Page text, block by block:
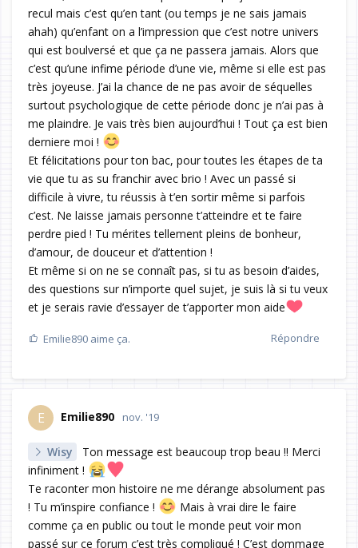
recul mais c’est qu’en tant (ou temps je ne sais jamais
ahah) qu’enfant on a l’impression que c’est notre univers
qui est boulversé et que ça ne passera jamais. Alors que
c’est qu’une infime période d’une vie, même si elle est pas
très joyeuse. J’ai la chance de ne pas avoir de séquelles
surtout psychologique de cette période donc je n’ai pas à
me plaindre. Je vais très bien aujourd’hui ! Tout ça est bien
derniere moi !
Et félicitations pour ton bac, pour toutes les étapes de ta
vie que tu as su franchir avec brio ! Avec un passé si
difficile à vivre, tu réussis à t’en sortir même si parfois
c’est. Ne laisse jamais personne t’atteindre et te faire
perdre pied ! Tu mérites tellement pleins de bonheur,
d’amour, de douceur et d’attention !
Et même si on ne se connaît pas, si tu as besoin d’aides,
des questions sur n’importe quel sujet, je suis là si tu veux
et je serais ravie d’essayer de t’apporter mon aide
Répondre
Emilie890 aime ça.
E Emilie890 nov. '19
Wisy
Ton message est beaucoup trop beau !! Merci
infiniment !
Te raconter mon histoire ne me dérange absolument pas
! Tu m’inspire confiance !
Mais à vrai dire le faire
comme ça en public ou tout le monde peut voir mon
passé sur ce forum c’est très compliqué ! C’est dommage